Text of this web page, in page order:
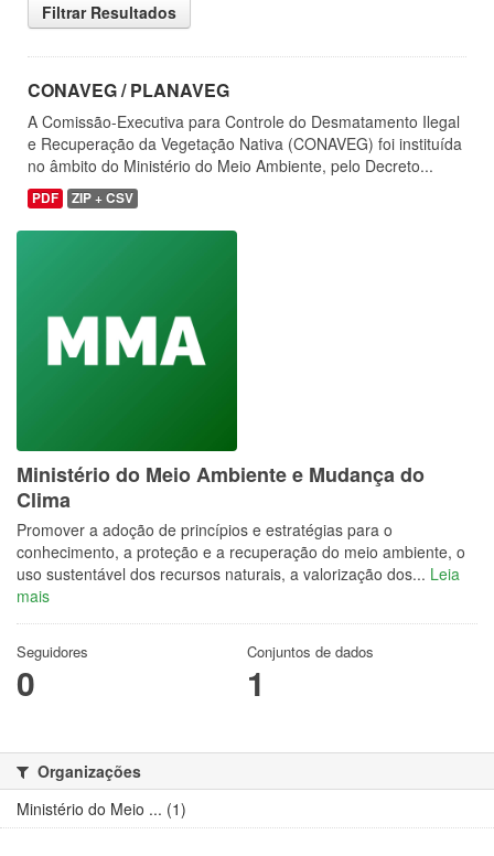
Filtrar Resultados
CONAVEG / PLANAVEG
A Comissão-Executiva para Controle do Desmatamento Ilegal
e Recuperação da Vegetação Nativa (CONAVEG) foi instituída
no âmbito do Ministério do Meio Ambiente, pelo Decreto...
PDF ZIP + CSV
Ministério do Meio Ambiente e Mudança do
Clima
Promover a adoção de princípios e estratégias para o
conhecimento, a proteção e a recuperação do meio ambiente, o
uso sustentável dos recursos naturais, a valorização dos... Leia
mais
Seguidores
0
Conjuntos de dados
1
Organizações
Ministério do Meio ... (1)